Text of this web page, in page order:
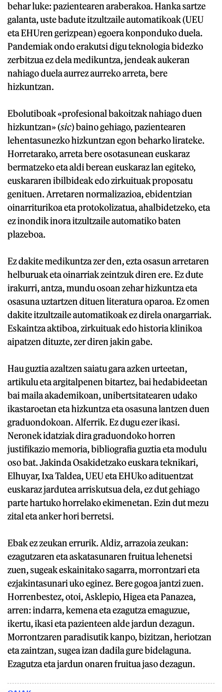
behar luke: pazientearen araberakoa. Hanka sartze
galanta, uste badute itzultzaile automatikoak (UEU
eta EHUren gerizpean) egoera konponduko duela.
Pandemiak ondo erakutsi digu teknologia bidezko
zerbitzua ez dela medikuntza, jendeak aukeran
nahiago duela aurrez aurreko arreta, bere
hizkuntzan.
Ebolutiboak «profesional bakoitzak nahiago duen
hizkuntzan» (sic) baino gehiago, pazientearen
lehentasunezko hizkuntzan egon beharko lirateke.
Horretarako, arreta bere osotasunean euskaraz
bermatzeko eta aldi berean euskaraz lan egiteko,
euskararen ibilbideak edo zirkuituak proposatu
genituen. Arretaren normalizazioa, ebidentzian
oinarriturikoa eta protokolizatua, ahalbidetzeko, eta
ez inondik inora itzultzaile automatiko baten
plazeboa.
Ez dakite medikuntza zer den, ezta osasun arretaren
helburuak eta oinarriak zeintzuk diren ere. Ez dute
irakurri, antza, mundu osoan zehar hizkuntza eta
osasuna uztartzen dituen literatura oparoa. Ez omen
dakite itzultzaile automatikoak ez direla onargarriak.
Eskaintza aktiboa, zirkuituak edo historia klinikoa
aipatzen dituzte, zer diren jakin gabe.
Hau guztia azaltzen saiatu gara azken urteetan,
artikulu eta argitalpenen bitartez, bai hedabideetan
bai maila akademikoan, unibertsitatearen udako
ikastaroetan eta hizkuntza eta osasuna lantzen duen
graduondokoan. Alferrik. Ez dugu ezer ikasi.
Neronek idatziak dira graduondoko horren
justifikazio memoria, bibliografia guztia eta modulu
oso bat. Jakinda Osakidetzako euskara teknikari,
Elhuyar, Ixa Taldea, UEU eta EHUko adituentzat
euskaraz jardutea arriskutsua dela, ez dut gehiago
parte hartuko horrelako ekimenetan. Ezin dut mezu
zital eta anker hori berretsi.
Ebak ez zeukan errurik. Aldiz, arrazoia zeukan:
ezagutzaren eta askatasunaren fruitua lehenetsi
zuen, sugeak eskainitako sagarra, morrontzari eta
ezjakintasunari uko eginez. Bere gogoa jantzi zuen.
Horrenbestez, otoi, Asklepio, Higea eta Panazea,
arren: indarra, kemena eta ezagutza emaguzue,
ikertu, ikasi eta pazienteen alde jardun dezagun.
Morrontzaren paradisutik kanpo, bizitzan, heriotzan
eta zaintzan, sugea izan dadila gure bidelaguna.
Ezagutza eta jardun onaren fruitua jaso dezagun.